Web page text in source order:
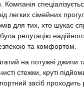
Компанія
легких сімейних
для тих, хто шукає
репутацію
та комфортом.
на потужні джипи
стежки, круті
засіб проходить